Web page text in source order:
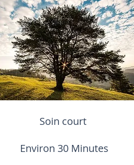
Soin court
Environ 30 Minutes